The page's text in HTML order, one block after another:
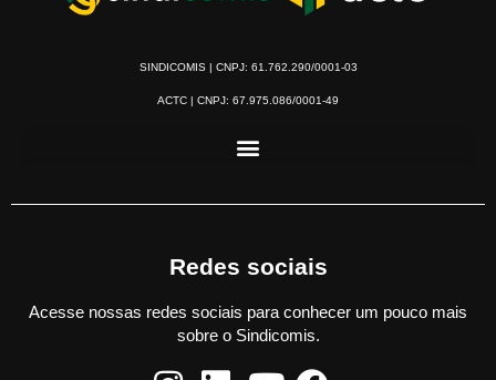
SINDICOMIS | CNPJ: 61.762.290/0001-03
ACTC | CNPJ: 67.975.086/0001-49
Redes sociais
Acesse nossas redes sociais para conhecer um pouco mais
sobre o Sindicomis.